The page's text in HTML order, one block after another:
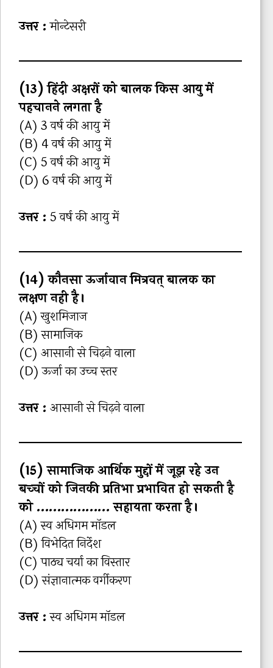
उत्तर :मोन्‍टेसरी
(13) हिंदी अक्षरों को बालक किस आयु में
पहचानने लगता है
(A) 3 वर्ष की आयु में
(B) 4 वर्ष की आयु में
(C) 5 वर्ष की आयु में
(D) 6 वर्ष की आयु में
उत्तर : 5 वर्ष की आयु में
(14) कौनसा ऊर्जावान मित्रवत् बालक का
लक्षण नही है।
(A) खुशमिजाज
(B) सामाजिक
(C) आसानी से चिढ़ने वाला
(D) ऊर्जा का उच्‍च स्‍तर
उत्तर : आसानी से चिढ़ने वाला
(15) सामाजिक आर्थिक मुद्दों में जूझ रहे उन
बच्‍चों को जिनकी प्रतिभा प्रभावित हो सकती है
को ……………… सहायता करता है।
(A) स्‍व अधिगम मॉडल
(B) विभेदित निर्देश
(C) पाठ्य चर्या का विस्‍तार
(D) संज्ञानात्‍मक वर्गीकरण
उत्तर :स्‍व अधिगम मॉडल